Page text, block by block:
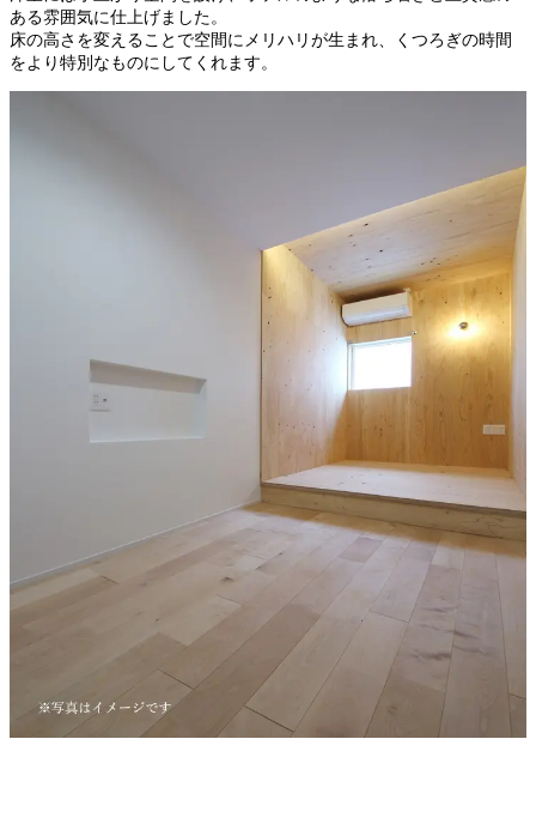
ある雰囲気に仕上げました。
床の高さを変えることで空間にメリハリが生まれ、くつろぎの時間
をより特別なものにしてくれます。